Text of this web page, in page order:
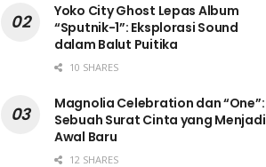
Yoko City Ghost Lepas Album
“Sputnik-1”: Eksplorasi Sound
dalam Balut Puitika
10 SHARES
Magnolia Celebration dan “One”:
Sebuah Surat Cinta yang Menjadi
Awal Baru
12 SHARES